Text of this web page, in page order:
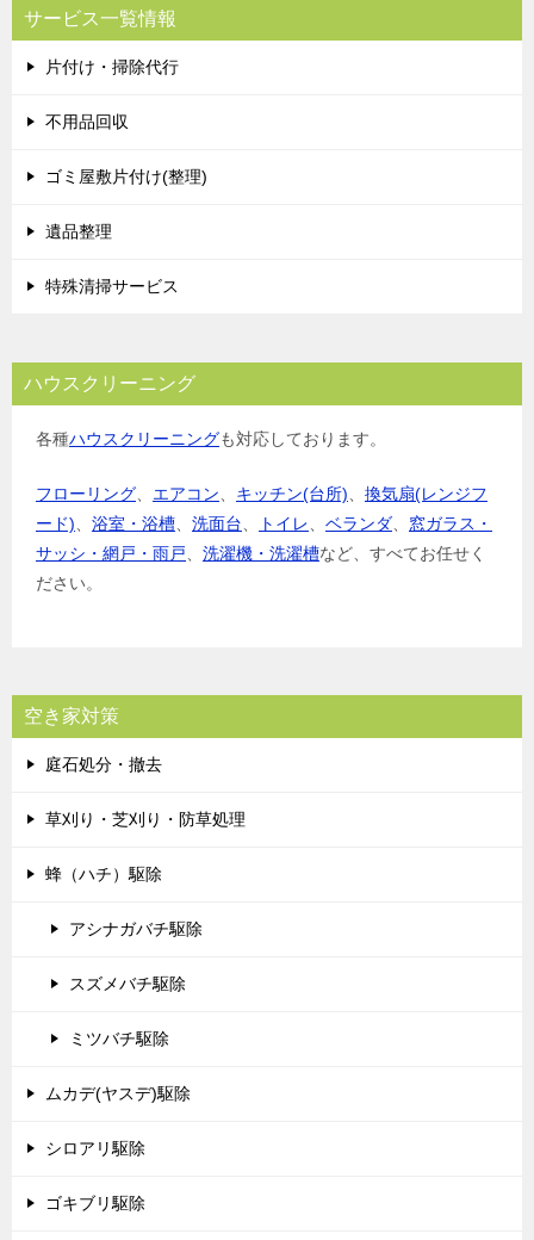
サービス一覧情報
片付け・掃除代行
不用品回収
ゴミ屋敷片付け(整理)
遺品整理
特殊清掃サービス
ハウスクリーニング
各種ハウスクリーニングも対応しております。
フローリング、 エアコン、 キッチン(台所)、 換気扇(レンジフ
ード)、 浴室・浴槽、 洗面台、 トイレ、 ベランダ、 窓ガラス・
サッシ・網戸・雨戸、 洗濯機・洗濯槽など、すべてお任せく
ださい。
空き家対策
庭石処分・撤去
草刈り・芝刈り・防草処理
蜂（ハチ）駆除
アシナガバチ駆除
スズメバチ駆除
ミツバチ駆除
ムカデ(ヤスデ)駆除
シロアリ駆除
ゴキブリ駆除